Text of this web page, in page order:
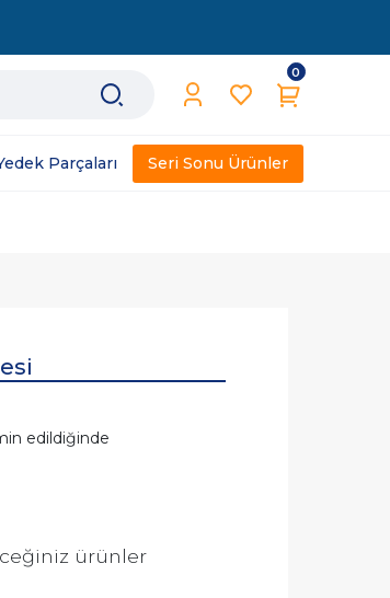
0
Parçaları Seri Sonu Ürünler
edildiğinde
ürünler